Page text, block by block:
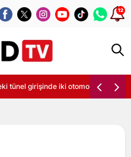
12
tünel girişinde iki otomobil çarpıştı